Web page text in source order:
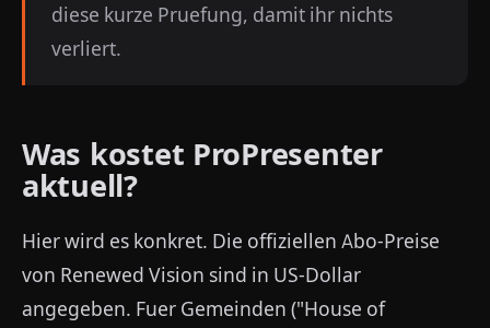
diese kurze Pruefung, damit ihr nichts
verliert.
Was kostet ProPresenter
aktuell?
Hier wird es konkret. Die offiziellen Abo-Preise
von Renewed Vision sind in US-Dollar
angegeben. Fuer Gemeinden ("House of